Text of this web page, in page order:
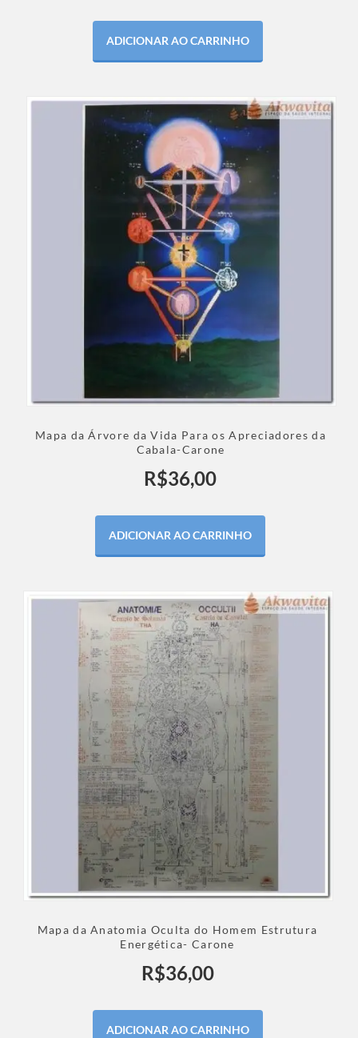
ADICIONAR AO CARRINHO
Mapa da Árvore da Vida Para os Apreciadores da
Cabala-Carone
R$36,00
ADICIONAR AO CARRINHO
Mapa da Anatomia Oculta do Homem Estrutura
Energética- Carone
R$36,00
ADICIONAR AO CARRINHO